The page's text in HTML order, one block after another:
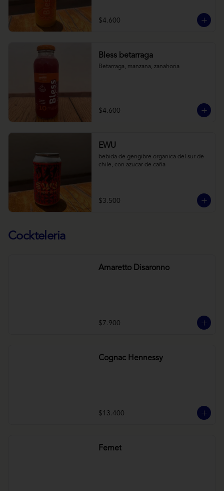
$4.600
Bless betarraga
Betarraga, manzana, zanahoria
$4.600
EWU
bebida de gengibre organica del sur de
chile, con azucar de caña
$3.500
Cockteleria
Amaretto Disaronno
$7.900
Cognac Hennessy
$13.400
Fernet